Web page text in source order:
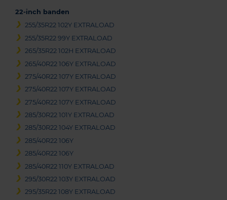
22-inch banden
255/35R22 102Y EXTRALOAD
255/35R22 99Y EXTRALOAD
265/35R22 102H EXTRALOAD
265/40R22 106Y EXTRALOAD
275/40R22 107Y EXTRALOAD
275/40R22 107Y EXTRALOAD
275/40R22 107Y EXTRALOAD
285/30R22 101Y EXTRALOAD
285/30R22 104Y EXTRALOAD
285/40R22 106Y
285/40R22 106Y
285/40R22 110Y EXTRALOAD
295/30R22 103Y EXTRALOAD
295/35R22 108Y EXTRALOAD